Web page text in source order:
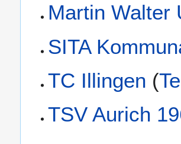
Martin Walter
SITA
TC Illingen (
TSV Aurich